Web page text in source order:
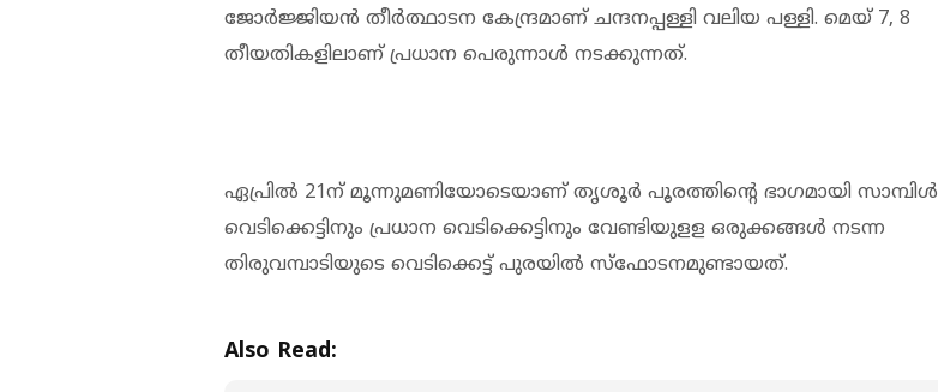
ജോര്‍ജ്ജിയന്‍ തീര്‍ത്ഥാടന കേന്ദ്രമാണ് ചന്ദനപ്പള്ളി വലിയ പള്ളി. മെയ് 7, 8
തീയതികളിലാണ് പ്രധാന പെരുന്നാള്‍ നടക്കുന്നത്.
ഏപ്രില്‍ 21ന് മൂന്നുമണിയോടെയാണ് തൃശൂര്‍ പൂരത്തിന്റെ ഭാഗമായി സാമ്പിള്‍
വെടിക്കെട്ടിനും പ്രധാന വെടിക്കെട്ടിനും വേണ്ടിയുളള ഒരുക്കങ്ങള്‍ നടന്ന
തിരുവമ്പാടിയുടെ വെടിക്കെട്ട് പുരയില്‍ സ്‌ഫോടനമുണ്ടായത്.
Also Read: